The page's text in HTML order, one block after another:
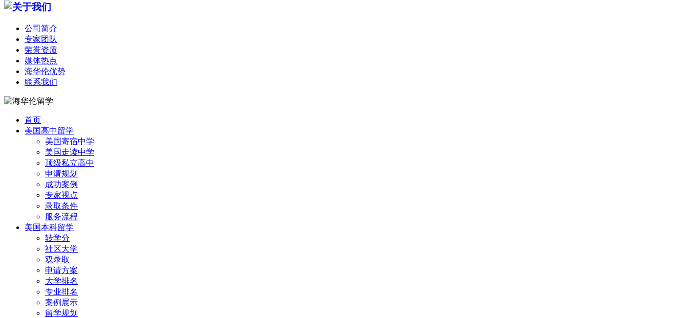
公司简介
专家团队
荣誉资质
媒体热点
海华伦优势
联系我们
首页
美国高中留学
美国寄宿中学
美国走读中学
顶级私立高中
申请规划
成功案例
专家视点
录取条件
服务流程
美国本科留学
转学分
社区大学
双录取
申请方案
大学排名
专业排名
案例展示
留学规划